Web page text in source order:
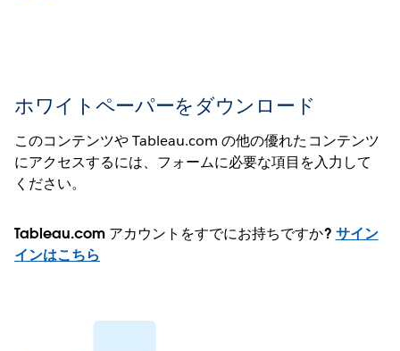
ホワイトペーパーをダウンロード
このコンテンツや Tableau.com の他の優れたコンテンツ
にアクセスするには、フォームに必要な項目を入力して
ください。
Tableau.com アカウントをすでにお持ちですか? サイン
インはこちら